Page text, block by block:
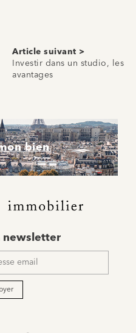
Article suivant >
Investir dans un studio, les
avantages
bien
newsletter